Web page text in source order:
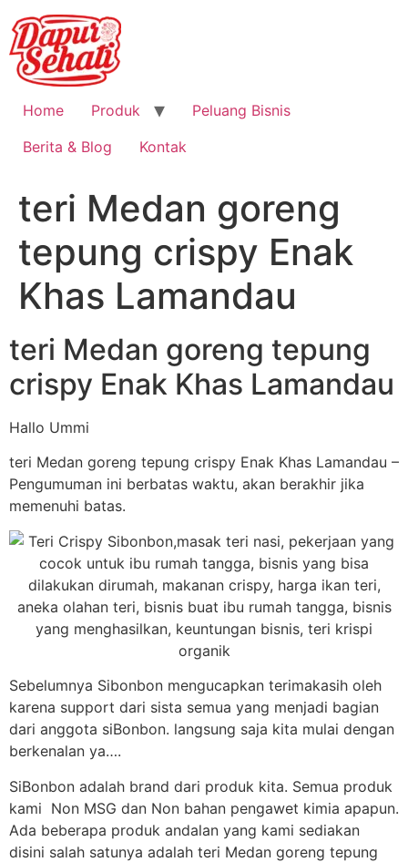
Home Produk
Peluang Bisnis
Berita & Blog
Kontak
teri Medan goreng
tepung crispy Enak
Khas Lamandau
teri Medan goreng tepung
crispy Enak Khas Lamandau
Hallo Ummi
teri Medan goreng tepung crispy Enak Khas Lamandau –
Pengumuman ini berbatas waktu, akan berakhir jika
memenuhi batas.
Sebelumnya Sibonbon mengucapkan terimakasih oleh
karena support dari sista semua yang menjadi bagian
dari anggota siBonbon. langsung saja kita mulai dengan
berkenalan ya….
SiBonbon adalah brand dari produk kita. Semua produk
kami Non MSG dan Non bahan pengawet kimia apapun.
Ada beberapa produk andalan yang kami sediakan
disini salah satunya adalah teri Medan goreng tepung